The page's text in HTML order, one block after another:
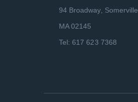
94 Broadway, Somerville,
MA 02145
Tel: 617 623 7368